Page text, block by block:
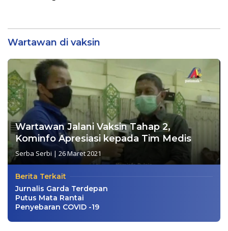
Wartawan di vaksin
Wartawan Jalani Vaksin Tahap 2,
Kominfo Apresiasi kepada Tim Medis
Serba Serbi | 26 Maret 2021
Berita Terkait
Jurnalis Garda Terdepan
Putus Mata Rantai
Penyebaran COVID -19